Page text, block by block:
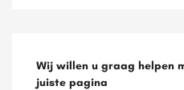
Wij willen u graag helpen
juiste pagina